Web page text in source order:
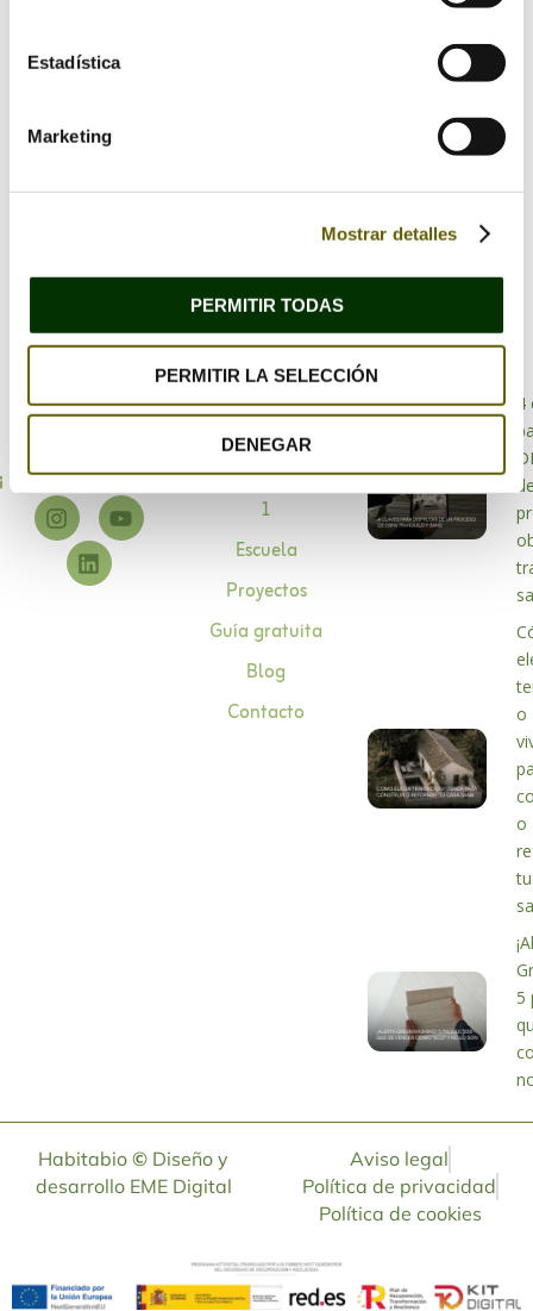
Estadística
Marketing
Mostrar detalles
PERMITIR TODAS
PERMITIR LA SELECCIÓN
DENEGAR
Guarda mi nombre, correo electrónico y web en
info@habitabio.com
Bioarquitectura
Sobre mí
Asesoramiento 1 a
1
Escuela
Proyectos
Guía gratuita
Blog
Contacto
o
o
5
Habitabio © Diseño y
desarrollo EME Digital
Aviso legal
Política de privacidad
Política de cookies